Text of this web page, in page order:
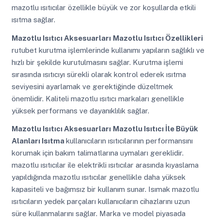
mazotlu ısıtıcılar özellikle büyük ve zor koşullarda etkili
ısıtma sağlar.
Mazotlu Isıtıcı Aksesuarları Mazotlu Isıtıcı Özellikleri
rutubet kurutma işlemlerinde kullanımı yapıların sağlıklı ve
hızlı bir şekilde kurutulmasını sağlar. Kurutma işlemi
sırasında ısıtıcıyı sürekli olarak kontrol ederek ısıtma
seviyesini ayarlamak ve gerektiğinde düzeltmek
önemlidir. Kaliteli mazotlu ısıtıcı markaları genellikle
yüksek performans ve dayanıklılık sağlar.
Mazotlu Isıtıcı Aksesuarları Mazotlu Isıtıcı İle Büyük
Alanları Isıtmakullanıcıların ısıtıcılarının performansını
korumak için bakım talimatlarına uymaları gereklidir.
mazotlu ısıtıcılar ile elektrikli ısıtıcılar arasında kıyaslama
yapıldığında mazotlu ısıtıcılar genellikle daha yüksek
kapasiteli ve bağımsız bir kullanım sunar. Isımak mazotlu
ısıtıcıların yedek parçaları kullanıcıların cihazlarını uzun
süre kullanmalarını sağlar. Marka ve model piyasada